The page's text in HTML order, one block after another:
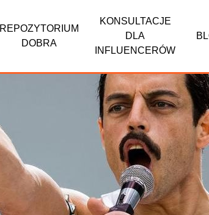
REPOZYTORIUM
DOBRA
KONSULTACJE
DLA
INFLUENCERÓW